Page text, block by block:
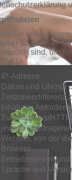
Sie unsere
an unseren
sind, um
IP-Adresse
Datum und Uhrzeit
Zeitzonendifferenz
Inhalt der
Zugriffsstatus/
jeweils
Website, von der
Browser
Betriebssystem
Sprache und